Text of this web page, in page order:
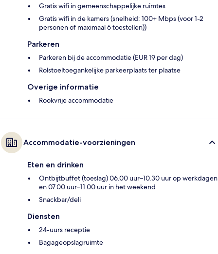
Gratis wifi in gemeenschappelijke ruimtes
Gratis wifi in de kamers (snelheid: 100+ Mbps (voor 1-2
personen of maximaal 6 toestellen))
Parkeren
Parkeren bij de accommodatie (EUR 19 per dag)
Rolstoeltoegankelijke parkeerplaats ter plaatse
Overige informatie
Rookvrije accommodatie
Accommodatie-voorzieningen
Eten en drinken
Ontbijtbuffet (toeslag) 06.00 uur–10.30 uur op werkdagen
en 07.00 uur–11.00 uur in het weekend
Snackbar/deli
Diensten
24-uurs receptie
Bagageopslagruimte